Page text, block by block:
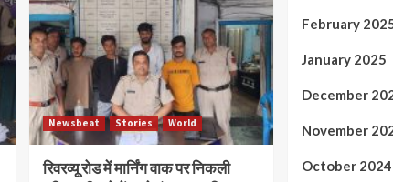
Newsbeat Stories World
रिवरव्यू रोड में मार्निंग वाक पर निकली
February
January 2025
December
November
October 2024